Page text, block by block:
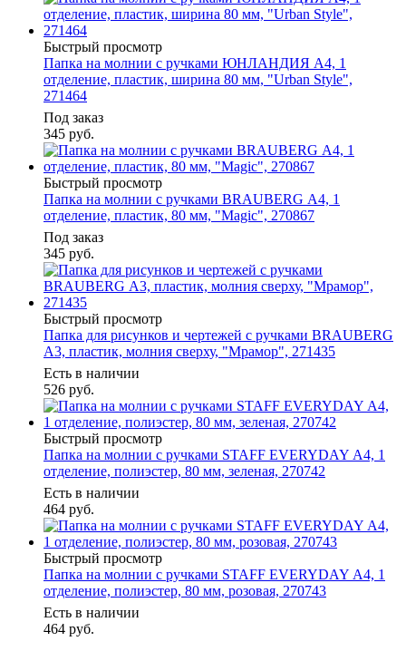
Быстрый просмотр
Папка на молнии с ручками ЮНЛАНДИЯ А4, 1
отделение, пластик, ширина 80 мм, "Urban Style",
271464
Под заказ
345 руб.
Быстрый просмотр
Папка на молнии с ручками BRAUBERG А4, 1
отделение, пластик, 80 мм, "Magic", 270867
Под заказ
345 руб.
Быстрый просмотр
Папка для рисунков и чертежей с ручками BRAUBERG
А3, пластик, молния сверху, "Мрамор", 271435
Есть в наличии
526 руб.
Быстрый просмотр
Папка на молнии с ручками STAFF EVERYDAY А4, 1
отделение, полиэстер, 80 мм, зеленая, 270742
Есть в наличии
464 руб.
Быстрый просмотр
Папка на молнии с ручками STAFF EVERYDAY А4, 1
отделение, полиэстер, 80 мм, розовая, 270743
Есть в наличии
464 руб.